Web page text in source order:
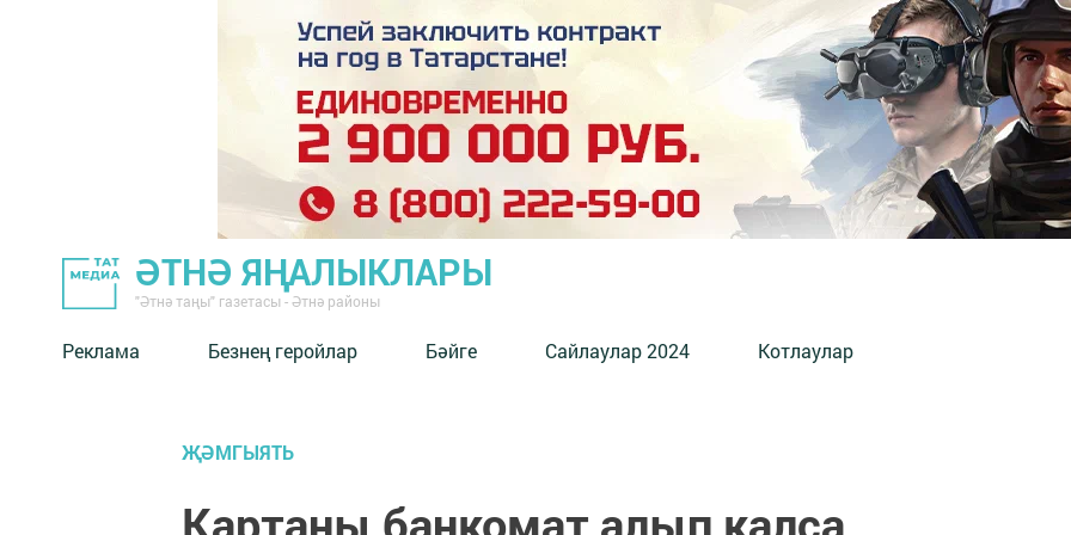
ӘТНӘ ЯҢАЛЫКЛАРЫ
"Әтнә таңы" газетасы - Әтнә районы
Реклама Безнең геройлар Бәйге Сайлаулар 2024 Котлаулар
ҖӘМГЫЯТЬ
Картаны банкомат алып калса